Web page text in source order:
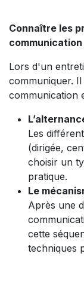
Connaître les
communication
Lors d'un
communiquer.
communication
Les
(dirigée,
choisir un
pratique.
Le
Après une
cette
techniques